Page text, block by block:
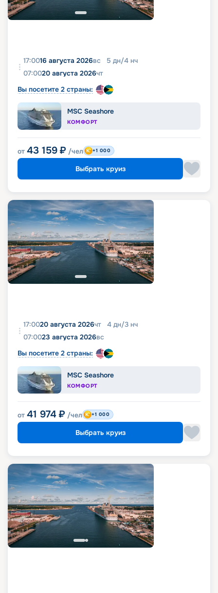
17:0016 августа 2026вс 5 дн/4 нч
07:0020 августа 2026чт
Вы посетите 2 страны:
MSC Seashore
КОМФОРТ
от 43 159 ₽ /чел +1 000
Выбрать круиз
17:0020 августа 2026чт 4 дн/3 нч
07:0023 августа 2026вс
Вы посетите 2 страны:
MSC Seashore
КОМФОРТ
от 41 974 ₽ /чел +1 000
Выбрать круиз